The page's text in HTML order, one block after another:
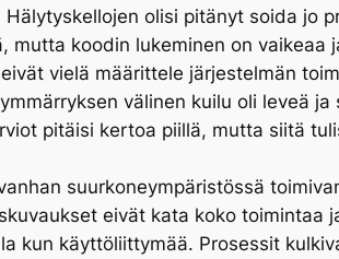
olisi pitänyt soida jo
mutta koodin lukeminen on
vielä määrittele järjestelmän
välinen kuilu oli leveä ja
pitäisi kertoa piillä, mutta siitä
suurkoneympäristössä
eivät kata koko toimintaa
kun käyttöliittymää. Prosessit